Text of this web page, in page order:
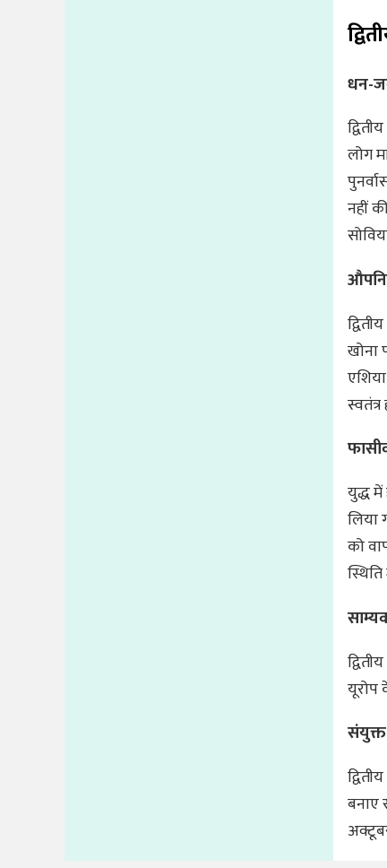
धन-
लोग
नहीं
खोना
स्वतंत्र
युद्ध में
लिया
को
यूरोप
संयुक्त
बनाए